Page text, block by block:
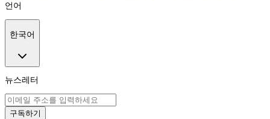
언어
한국어
뉴스레터
구독하기